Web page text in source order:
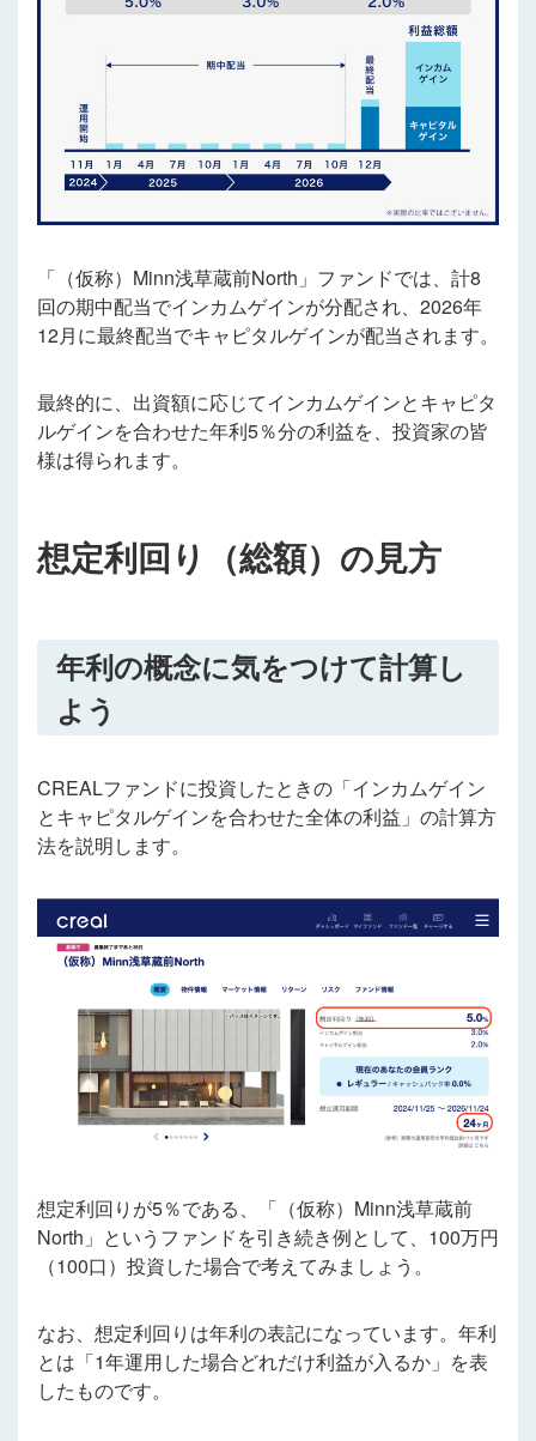
「（仮称）Minn浅草蔵前North」ファンドでは、計8
回の期中配当でインカムゲインが分配され、2026年
12月に最終配当でキャピタルゲインが配当されます。
最終的に、出資額に応じてインカムゲインとキャピタ
ルゲインを合わせた年利5％分の利益を、投資家の皆
様は得られます。
想定利回り（総額）の見方
年利の概念に気をつけて計算し
よう
CREALファンドに投資したときの「インカムゲイン
とキャピタルゲインを合わせた全体の利益」の計算方
法を説明します。
想定利回りが5％である、「（仮称）Minn浅草蔵前
North」というファンドを引き続き例として、100万円
（100口）投資した場合で考えてみましょう。
なお、想定利回りは年利の表記になっています。年利
とは「1年運用した場合どれだけ利益が入るか」を表
したものです。